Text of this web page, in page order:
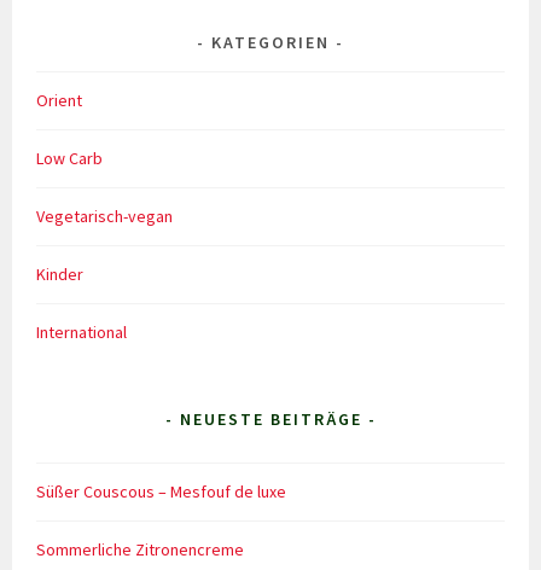
KATEGORIEN
Orient
Low Carb
Vegetarisch-vegan
Kinder
International
- NEUESTE BEITRÄGE -
Süßer Couscous – Mesfouf de luxe
Sommerliche Zitronencreme